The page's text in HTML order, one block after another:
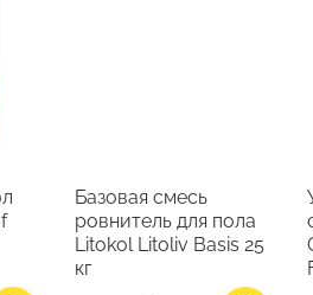
Базовая смесь
ровнитель для пола
Litokol Litoliv Basis 25
кг